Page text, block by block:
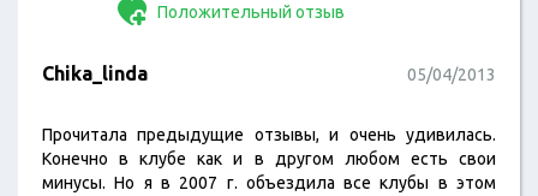
Положительный отзыв
Chika_linda 05/04/2013
Прочитала предыдущие отзывы, и очень удивилась.
Конечно в клубе как и в другом любом есть свои
минусы. Но я в 2007 г. объездила все клубы в этом